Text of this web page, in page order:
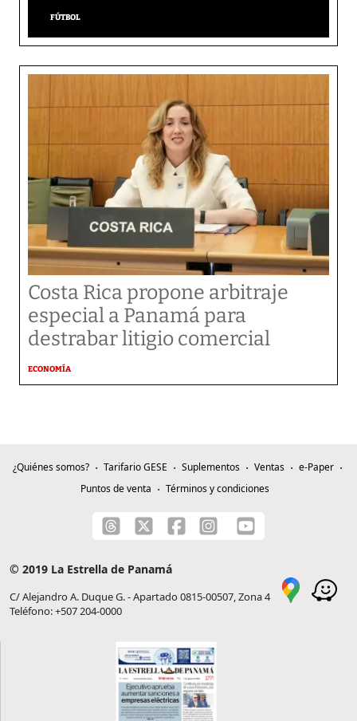
FÚTBOL
Costa Rica propone arbitraje
especial a Panamá para
destrabar litigio comercial
ECONOMÍA
¿Quiénes somos? Tarifario GESE Suplementos Ventas
e-Paper
Puntos de venta
Términos y condiciones
© 2019 La Estrella de Panamá
C/ Alejandro A. Duque G. - Apartado 0815-00507, Zona 4
Teléfono: +507 204-0000